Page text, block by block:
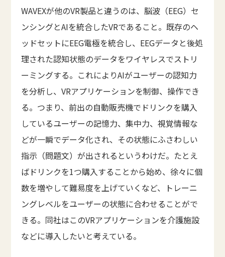
WAVEXが他のVR製品と違うのは、脳波（EEG）セ
ンシングとAIを統合したVRであること。既存のヘ
ッドセットにEEG電極を統合し、EEGデータと後処
理された認知状態のデータをワイヤレスでストリ
ーミングする。これによりAIがユーザーの認知力
を分析し、VRアプリケーションを制御、操作でき
る。つまり、前出の自動販売機でドリンクを購入
しているユーザーの記憶力、集中力、視覚情報な
どが一瞬でデータ化され、その状態にふさわしい
指示（問題文）が出されるというわけだ。たとえ
ばドリンクを1つ購入することから始め、徐々に個
数を増やして難易度を上げていくなど、トレーニ
ングレベルをユーザーの状態に合わせることがで
きる。同社はこのVRアプリケーションを介護施設
などに導入したいと考えている。